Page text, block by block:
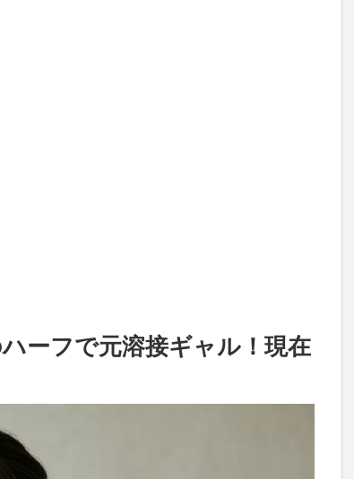
ーフで元溶接ギャル！現在